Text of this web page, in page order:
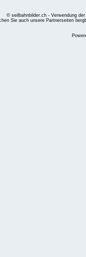
© seilbahnbilder.ch - Verwendung
Sie auch unsere Partnerseiten